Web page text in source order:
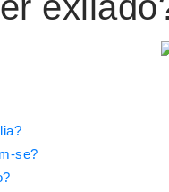
se?